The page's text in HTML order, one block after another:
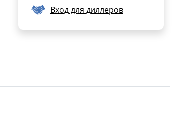
Вход для диллеров